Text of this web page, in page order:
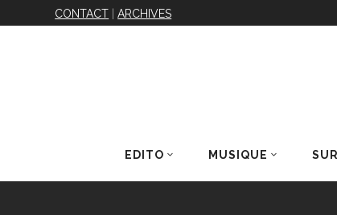
CONTACT |ARCHIVES
EDITO MUSIQUE